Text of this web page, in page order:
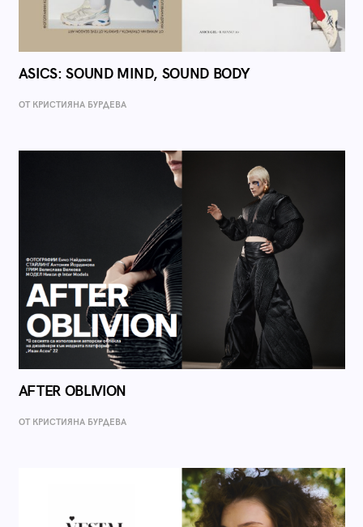
ASICS: SOUND MIND, SOUND BODY
ОТ КРИСТИЯНА БУРДЕВА
AFTER OBLIVION
ОТ КРИСТИЯНА БУРДЕВА